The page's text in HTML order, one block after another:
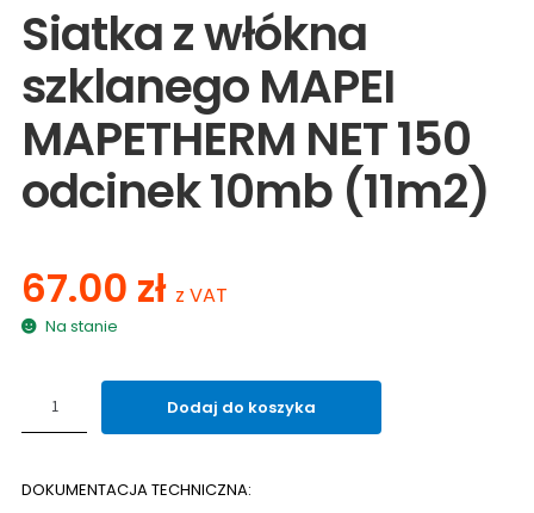
Siatka z włókna
szklanego MAPEI
MAPETHERM NET 150
odcinek 10mb (11m2)
67.00 zł z VAT
Na stanie
Siatka
szklanego
Dodaj do koszyka
DOKUMENTACJA TECHNICZNA: